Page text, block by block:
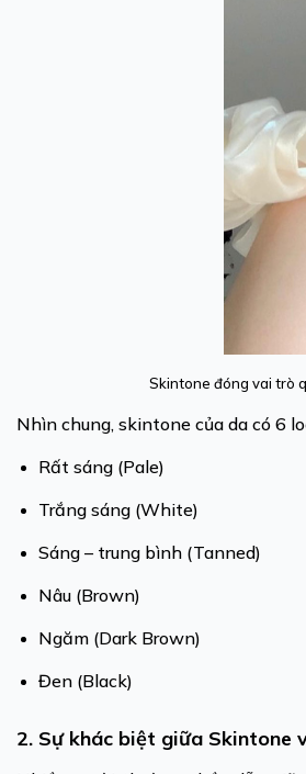
Skintone đóng vai trò
Nhìn chung, skintone của da có 6
Rất sáng (Pale)
Trắng sáng (White)
Sáng – trung bình (Tanned)
Nâu (Brown)
Ngăm (Dark Brown)
Đen (Black)
2. Sự khác biệt giữa Skintone